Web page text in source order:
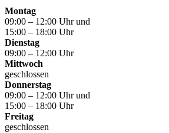
Montag
09:00 – 12:00 Uhr und
15:00 – 18:00 Uhr
Dienstag
09:00 – 12:00 Uhr
Mittwoch
geschlossen
Donnerstag
09:00 – 12:00 Uhr und
15:00 – 18:00 Uhr
Freitag
geschlossen